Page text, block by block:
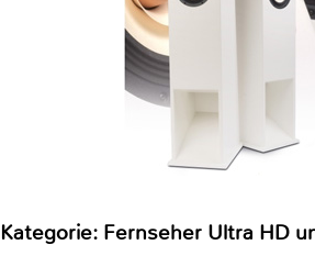
Kategorie: Fernseher Ultra HD